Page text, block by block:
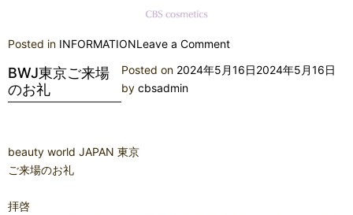
Posted in INFORMATIONLeave a Commenton
ー
BWJ東京ご来場
のお礼
Posted on 2024年5月16日2024年5月16日
by cbsadmin
beauty world JAPAN 東京
ご来場のお礼
拝啓